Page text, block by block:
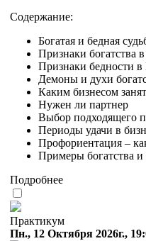
Содержание:
Богатая и бедная
Признаки богатства
Признаки бедности в
Демоны и духи
Каким бизнесом
Нужен ли партнер
Выбор подходящего
Периоды удачи в
Профориентация –
Примеры богатства
Подробнее
Практикум
Пн., 12 Октября 2026г.,